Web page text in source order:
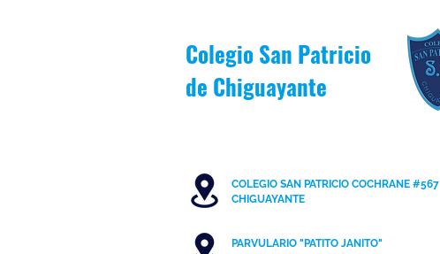
Colegio San Patricio
de Chiguayante
COLEGIO SAN PATRICIO COCHRANE #567
CHIGUAYANTE
PARVULARIO "PATITO JANITO"